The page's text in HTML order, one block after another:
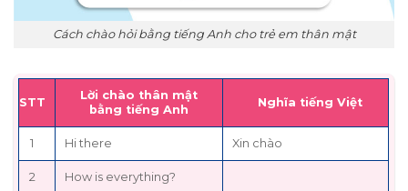
Cách chào hỏi bằng tiếng Anh cho trẻ em thân mật
STT
Lời chào thân mật
bằng tiếng Anh
Nghĩa tiếng Việt
1 Hi there Xin chào
2 How is everything?